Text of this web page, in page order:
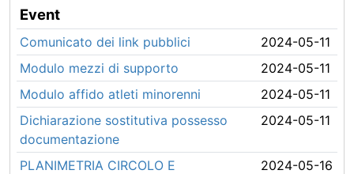
Event
Comunicato dei link pubblici
2024-05-11
Modulo mezzi di supporto
2024-05-11
Modulo affido atleti minorenni
2024-05-11
Dichiarazione sostitutiva possesso
documentazione
2024-05-11
PLANIMETRIA CIRCOLO E
2024-05-16